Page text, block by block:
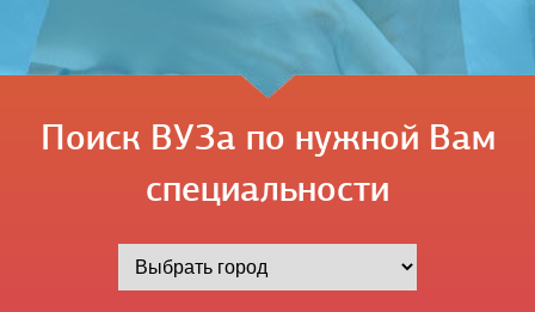
Поиск ВУЗа по нужной Вам
специальности